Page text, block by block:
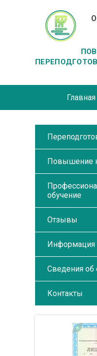
Главная
Повышение
обучение
Отзывы
Информация
Сведения об
Контакты